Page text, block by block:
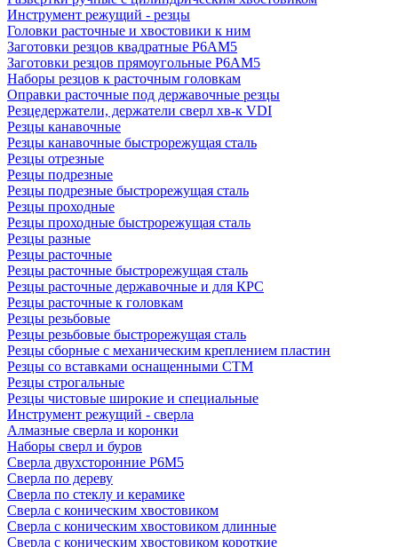
Инструмент режущий - резцы
Головки расточные и хвостовики к ним
Заготовки резцов квадратные Р6АМ5
Заготовки резцов прямоугольные Р6АМ5
Наборы резцов к расточным головкам
Оправки расточные под державочные резцы
Резцедержатели, держатели сверл хв-к VDI
Резцы канавочные
Резцы канавочные быстрорежущая сталь
Резцы отрезные
Резцы подрезные
Резцы подрезные быстрорежущая сталь
Резцы проходные
Резцы проходные быстрорежущая сталь
Резцы разные
Резцы расточные
Резцы расточные быстрорежущая сталь
Резцы расточные державочные и для КРС
Резцы расточные к головкам
Резцы резьбовые
Резцы резьбовые быстрорежущая сталь
Резцы сборные с механическим креплением пластин
Резцы со вставками оснащенными СТМ
Резцы строгальные
Резцы чистовые широкие и специальные
Инструмент режущий - сверла
Алмазные сверла и коронки
Наборы сверл и буров
Сверла двухсторонние Р6М5
Сверла по дереву
Сверла по стеклу и керамике
Сверла с коническим хвостовиком
Сверла с коническим хвостовиком длинные
Сверла с коническим хвостовиком короткие